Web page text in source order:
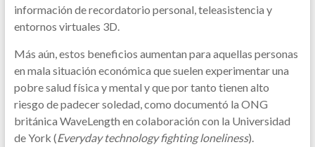
información de recordatorio personal, teleasistencia y
entornos virtuales 3D.
Más aún, estos beneficios aumentan para aquellas personas
en mala situación económica que suelen experimentar una
pobre salud física y mental y que por tanto tienen alto
riesgo de padecer soledad, como documentó la ONG
británica WaveLength en colaboración con la Universidad
de York (Everyday technology fighting loneliness).